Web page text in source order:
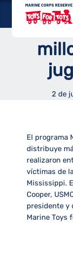
contenido
recopiló
más
2 de
El programa
distribuye
realizaron
víctimas de
Mississippi.
Cooper,
presidente y
Marine Toys